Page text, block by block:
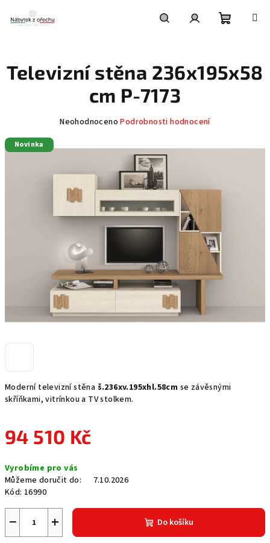
obsah
košík
Moderní televizní stěna š.236xv.195xhl.58cm se závěsnými
skříňkami, vitrínkou a TV stolkem.
94 510 Kč
cena:
Vyrobíme pro vás
Můžeme doručit do:
7.10.2026
Kód: 16990
+
− Do košíku
Televizní stěna 236x195x58
cm P-7173
Průměrné
produktu
hvězdiček.
Neohodnoceno Podrobnosti hodnocení
Novinka